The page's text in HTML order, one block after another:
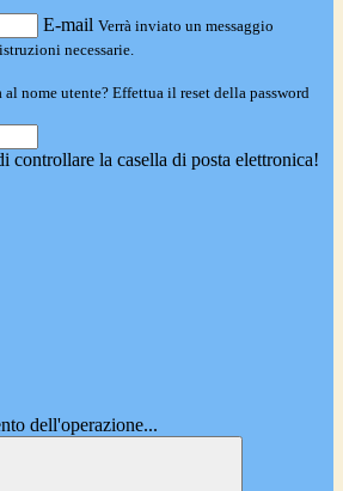
E-mail Verrà inviato un messaggio
necessarie.
nome utente? Effettua il reset della password
controllare la casella di posta elettronica!
dell'operazione...